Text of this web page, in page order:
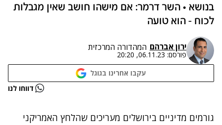
בנושא • השר דרמר: אם מישהו חושב שאין מגבלות
לכוח - הוא טועה
ירון אברהם המהדורה המרכזית
פורסם: 06.11.23, 20:20
עקבו אחרינו בגוגל
נתקלנו בבעיה דווחו לנו
גורמים מדיניים בירושלים מעריכים שהלחץ האמריקני